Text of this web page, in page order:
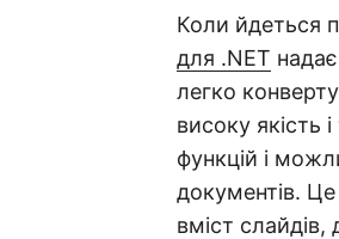
Коли йдеться
для .NET
легко
високу якість
функцій і
документів.
вміст